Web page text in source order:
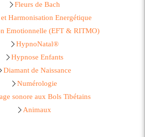
Fleurs de Bach
Harmonisation Energétique
Emotionnelle (EFT & RITMO)
HypnoNatal®
Hypnose Enfants
Diamant de Naissance
Numérologie
sonore aux Bols Tibétains
Animaux